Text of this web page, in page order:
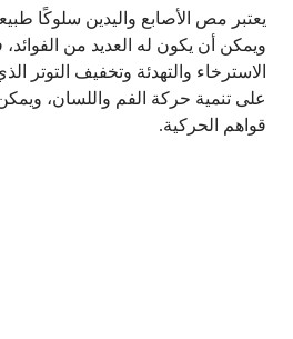
يعتبر مص الأصابع واليدين سلوكًا
ويمكن أن يكون له العديد من
الاسترخاء والتهدئة وتخفيف التوتر
على تنمية حركة الفم واللسان،
قواهم الحركية.